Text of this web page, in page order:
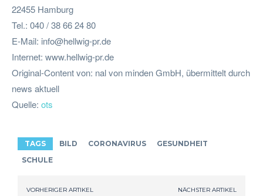
22455 Hamburg
Tel.: 040 / 38 66 24 80
E-Mail: info@hellwig-pr.de
Internet: www.hellwig-pr.de
Original-Content von: nal von minden GmbH, übermittelt durch
news aktuell
Quelle: ots
TAGS BILD CORONAVIRUS
GESUNDHEIT
SCHULE
VORHERIGER ARTIKEL NÄCHSTER ARTIKEL